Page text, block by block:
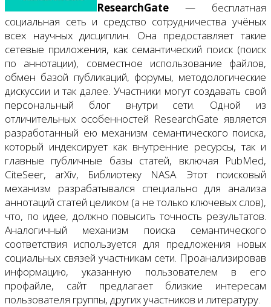
ResearchGate — бесплатная
социальная сеть и средство сотрудничества учёных
всех научных дисциплин. Она предоставляет такие
сетевые приложения, как семантический поиск (поиск
по аннотации), совместное использование файлов,
обмен базой публикаций, форумы, методологические
дискуссии и так далее. Участники могут создавать свой
персональный блог внутри сети. Одной из
отличительных особенностей ResearchGate является
разработанный ею механизм семантического поиска,
который индексирует как внутренние ресурсы, так и
главные публичные базы статей, включая PubMed,
CiteSeer, arXiv, Библиотеку NASA. Этот поисковый
механизм разрабатывался специально для анализа
аннотаций статей целиком (а не только ключевых слов),
что, по идее, должно повысить точность результатов.
Аналогичный механизм поиска семантического
соответствия используется для предложения новых
социальных связей участникам сети. Проанализировав
информацию, указанную пользователем в его
профайле, сайт предлагает близкие интересам
пользователя группы, других участников и литературу.